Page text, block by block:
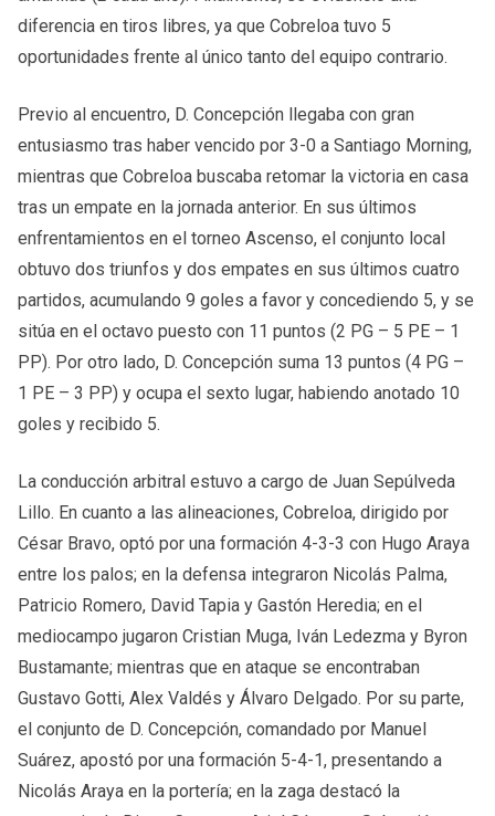
diferencia en tiros libres, ya que Cobreloa tuvo 5
oportunidades frente al único tanto del equipo contrario.
Previo al encuentro, D. Concepción llegaba con gran
entusiasmo tras haber vencido por 3-0 a Santiago Morning,
mientras que Cobreloa buscaba retomar la victoria en casa
tras un empate en la jornada anterior. En sus últimos
enfrentamientos en el torneo Ascenso, el conjunto local
obtuvo dos triunfos y dos empates en sus últimos cuatro
partidos, acumulando 9 goles a favor y concediendo 5, y se
sitúa en el octavo puesto con 11 puntos (2 PG – 5 PE – 1
PP). Por otro lado, D. Concepción suma 13 puntos (4 PG –
1 PE – 3 PP) y ocupa el sexto lugar, habiendo anotado 10
goles y recibido 5.
La conducción arbitral estuvo a cargo de Juan Sepúlveda
Lillo. En cuanto a las alineaciones, Cobreloa, dirigido por
César Bravo, optó por una formación 4-3-3 con Hugo Araya
entre los palos; en la defensa integraron Nicolás Palma,
Patricio Romero, David Tapia y Gastón Heredia; en el
mediocampo jugaron Cristian Muga, Iván Ledezma y Byron
Bustamante; mientras que en ataque se encontraban
Gustavo Gotti, Alex Valdés y Álvaro Delgado. Por su parte,
el conjunto de D. Concepción, comandado por Manuel
Suárez, apostó por una formación 5-4-1, presentando a
Nicolás Araya en la portería; en la zaga destacó la